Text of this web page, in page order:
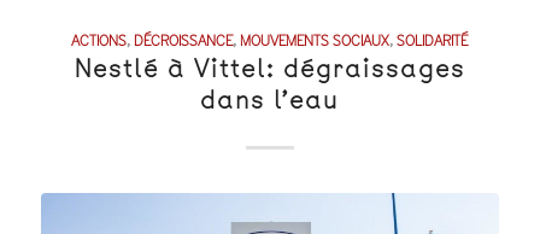
ACTIONS,DÉCROISSANCE, MOUVEMENTS SOCIAUX,SOLIDARITÉ
Nestlé à Vittel: dégraissages
dans l’eau